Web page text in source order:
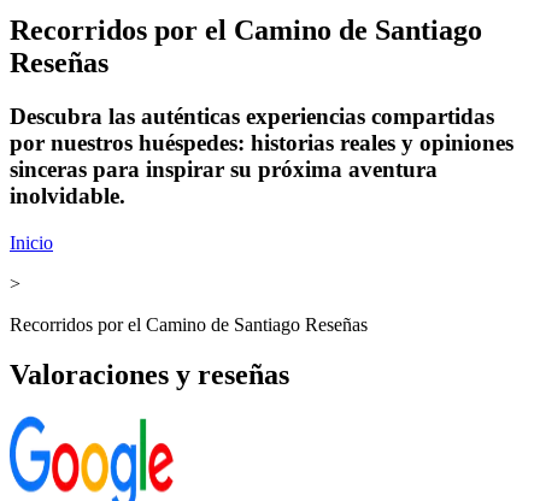
Recorridos por el Camino de Santiago
Reseñas
Descubra las auténticas experiencias compartidas
por nuestros huéspedes: historias reales y opiniones
sinceras para inspirar su próxima aventura
inolvidable.
Inicio
>
Recorridos por el Camino de Santiago Reseñas
Valoraciones y reseñas